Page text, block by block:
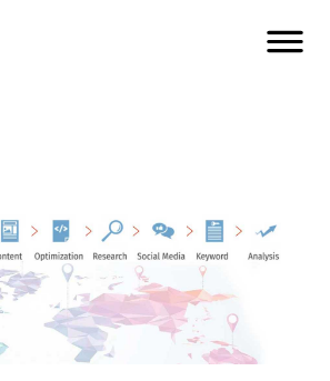
De
White-Label-Agentur-Ausmacht